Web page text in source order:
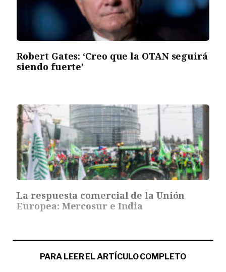
Robert Gates: ‘Creo que la OTAN seguirá
siendo fuerte’
La respuesta comercial de la Unión
Europea: Mercosur e India
PARA LEER EL ARTÍCULO COMPLETO